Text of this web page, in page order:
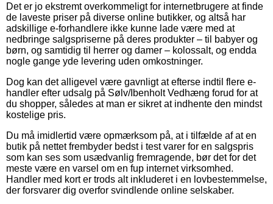
Det er jo ekstremt overkommeligt for internetbrugere at finde
de laveste priser på diverse online butikker, og altså har
adskillige e-forhandlere ikke kunne lade være med at
nedbringe salgspriserne på deres produkter – til babyer og
børn, og samtidig til herrer og damer – kolossalt, og endda
nogle gange yde levering uden omkostninger.
Dog kan det alligevel være gavnligt at efterse indtil flere e-
handler efter udsalg på Sølv/Ibenholt Vedhæng forud for at
du shopper, således at man er sikret at indhente den mindst
kostelige pris.
Du må imidlertid være opmærksom på, at i tilfælde af at en
butik på nettet frembyder bedst i test varer for en salgspris
som kan ses som usædvanlig fremragende, bør det for det
meste være en varsel om en fup internet virksomhed.
Handler med kort er trods alt inkluderet i en lovbestemmelse,
der forsvarer dig overfor svindlende online selskaber.